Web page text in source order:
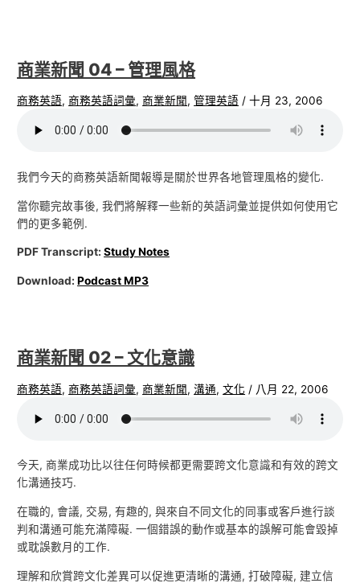
商業新聞 04 – 管理風格
商務英語,商務英語詞彙,商業新聞,管理英語 /十月 23, 2006
我們今天的商務英語新聞報導是關於世界各地管理風格的變化.
當你聽完故事後, 我們將解釋一些新的英語詞彙並提供如何使用它
們的更多範例.
PDF Transcript:Study Notes
Download:Podcast MP3
商業新聞 02 – 文化意識
商務英語,商務英語詞彙,商業新聞,溝通,文化 / 八月 22, 2006
今天, 商業成功比以往任何時候都更需要跨文化意識和有效的跨文
化溝通技巧.
在職的, 會議, 交易, 有趣的, 與來自不同文化的同事或客戶進行談
判和溝通可能充滿障礙. 一個錯誤的動作或基本的誤解可能會毀掉
或耽誤數月的工作.
理解和欣賞跨文化差異可以促進更清晰的溝通, 打破障礙, 建立信